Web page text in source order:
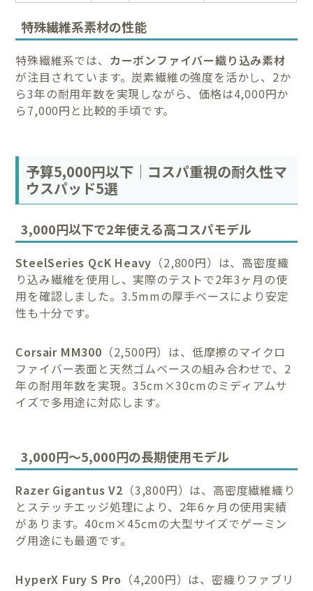
特殊繊維系素材の性能
特殊繊維系では、 カーボンファイバー織り込み素材
が注目されています。炭素繊維の強度を活かし、2か
ら3年の耐用年数を実現しながら、価格は4,000円か
ら7,000円と比較的手頃です。
予算5,000円以下｜コスパ重視の耐久性マ
ウスパッド5選
3,000円以下で2年使える高コスパモデル
SteelSeries QcK Heavy （2,800円）は、高密度織
り込み繊維を使用し、実際のテストで2年3ヶ月の使
用を確認しました。3.5mmの厚手ベースにより安定
性も十分です。
Corsair MM300 （2,500円）は、低摩擦のマイクロ
ファイバー表面と天然ゴムベースの組み合わせで、2
年の耐用年数を実現。35cm×30cmのミディアムサ
イズで多用途に対応します。
3,000円～5,000円の長期使用モデル
Razer Gigantus V2 （3,800円）は、高密度繊維織り
とステッチエッジ処理により、2年6ヶ月の使用実績
があります。40cm×45cmの大型サイズでゲーミン
グ用途にも最適です。
HyperX Fury S Pro （4,200円）は、密織りファブリ